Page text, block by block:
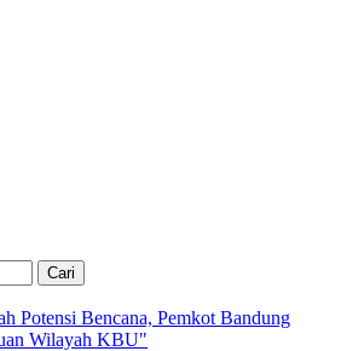
Potensi Bencana, Pemkot Bandung
Wilayah KBU"